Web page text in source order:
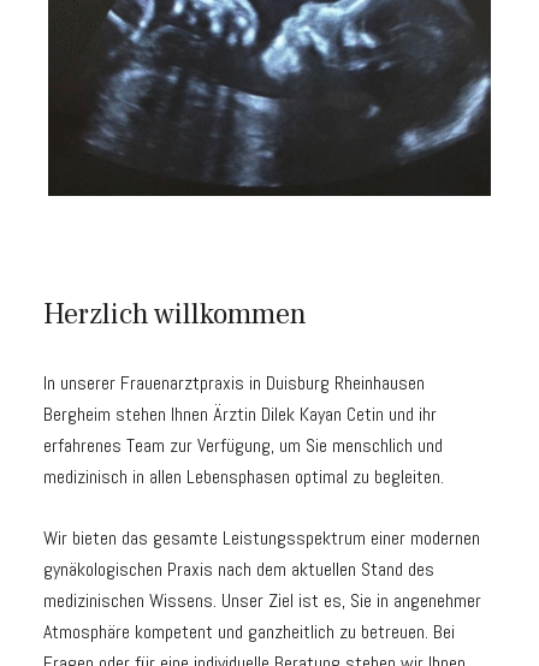
Herzlich willkommen
In unserer Frauenarztpraxis in Duisburg Rheinhausen
Bergheim stehen Ihnen Ärztin Dilek Kayan Cetin und ihr
erfahrenes Team zur Verfügung, um Sie menschlich und
medizinisch in allen Lebensphasen optimal zu begleiten.
Wir bieten das gesamte Leistungsspektrum einer modernen
gynäkologischen Praxis nach dem aktuellen Stand des
medizinischen Wissens. Unser Ziel ist es, Sie in angenehmer
Atmosphäre kompetent und ganzheitlich zu betreuen. Bei